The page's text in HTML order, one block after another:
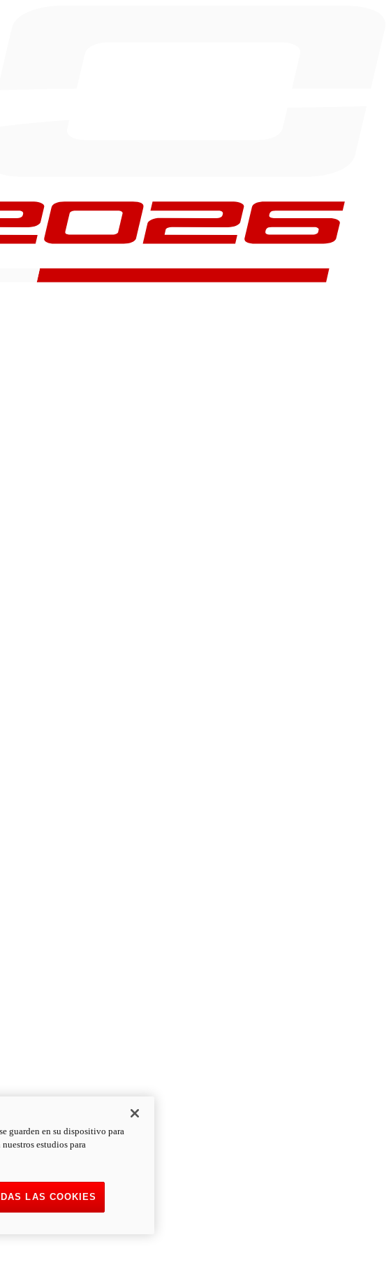
guarden en su dispositivo para
estudios para
LAS COOKIES